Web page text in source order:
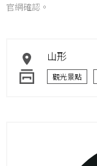
官網確認。
山形
觀光景點